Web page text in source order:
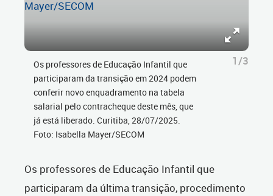
Os professores de Educação Infantil que
participaram da transição em 2024 podem
conferir novo enquadramento na tabela
salarial pelo contracheque deste mês, que
já está liberado. Curitiba, 28/07/2025.
Foto: Isabella Mayer/SECOM
1/3
Os professores de Educação Infantil que
participaram da última transição, procedimento